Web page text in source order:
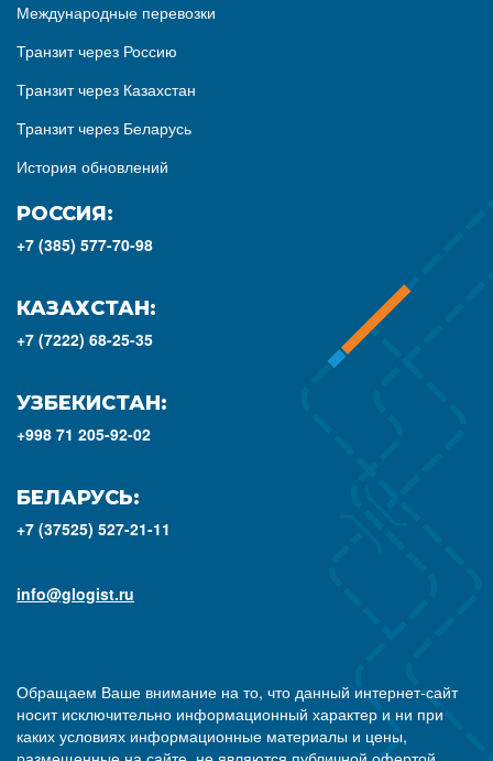
Международные перевозки
Транзит через Россию
Транзит через Казахстан
Транзит через Беларусь
История обновлений
РОССИЯ:
+7 (385) 577-70-98
КАЗАХСТАН:
+7 (7222) 68-25-35
УЗБЕКИСТАН:
+998 71 205-92-02
БЕЛАРУСЬ:
+7 (37525) 527-21-11
info@glogist.ru
Обращаем Ваше внимание на то, что данный интернет-сайт
носит исключительно информационный характер и ни при
каких условиях информационные материалы и цены,